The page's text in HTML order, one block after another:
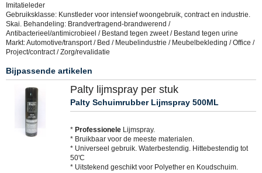
Imitatieleder
Gebruiksklasse: Kunstleder voor intensief woongebruik, contract en industrie.
Skai. Behandeling: Brandvertragend-brandwerend /
Antibacterieel/antimicrobieel / Bestand tegen zweet / Bestand tegen urine
Markt: Automotive/transport / Bed / Meubelindustrie / Meubelbekleding / Office /
Project/contract / Zorg/revalidatie
Bijpassende artikelen
Palty lijmspray per stuk
Palty Schuimrubber Lijmspray 500ML
* Professionele Lijmspray.
* Bruikbaar voor de meeste materialen.
* Universeel gebruik. Waterbestendig. Hittebestendig tot
50'C
* Uitstekend geschikt voor Polyether en Koudschuim.